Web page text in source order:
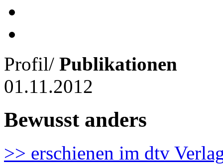
Profil/ Publikationen
01.11.2012
Bewusst anders
>> erschienen im dtv